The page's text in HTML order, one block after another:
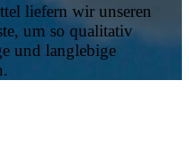
liefern wir unseren
um so qualitativ
und langlebige